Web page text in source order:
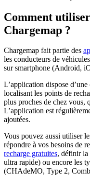
Comment
Chargemap ?
Chargemap fait partie des
les conducteurs de
sur smartphone (Android,
L’application dispose
localisant les points de
plus proches de chez vous,
L’application est
ajoutées.
Vous pouvez aussi utiliser
répondre à vos besoins de
recharge gratuites, définir la
ultra rapide) ou encore les
(CHAdeMO, Type 2,